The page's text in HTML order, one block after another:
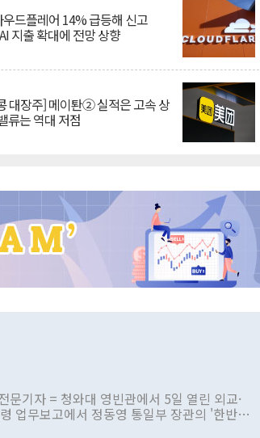
우드플레어 14% 급등해 신고
지출 확대에 전망 상향
대장주] 메이퇀② 실적은 고속 상
류는 역대 저점
문기자 = 청와대 영빈관에서 5일 열린 외교·
업무보고에서 정동영 통일부 장관의 '한반도